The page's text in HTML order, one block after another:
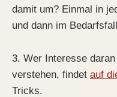
damit um? Einmal in
und dann im
3. Wer Interesse
verstehen, findet auf
Tricks.